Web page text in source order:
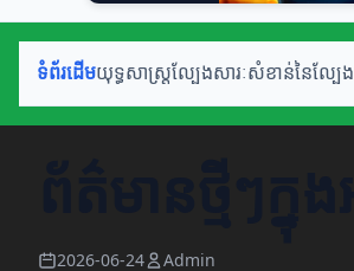
ទំព័រដើមយុទ្ធសាស្ត្រល្បែងសារៈសំខាន់នៃល្បែង
2026-06-24 Admin